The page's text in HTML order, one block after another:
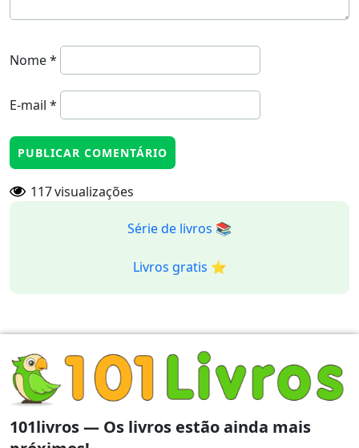
Nome*
E-mail *
117visualizações
Série de livros 📚
Livros gratis ⭐️
101livros — Os livros estão ainda mais